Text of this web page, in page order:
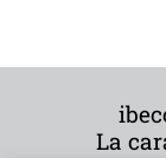
La